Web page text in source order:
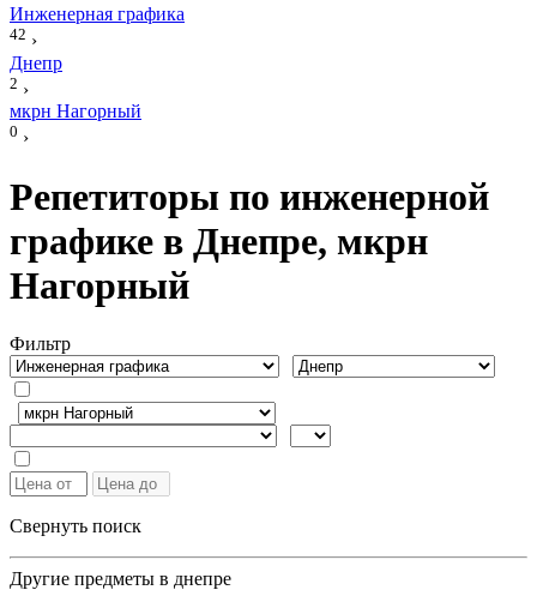
Инженерная графика
42 ›
Днепр
2 ›
мкрн Нагорный
0 ›
Репетиторы по инженерной
графике в Днепре, мкрн
Нагорный
Фильтр
Свернуть поиск
Другие предметы в днепре